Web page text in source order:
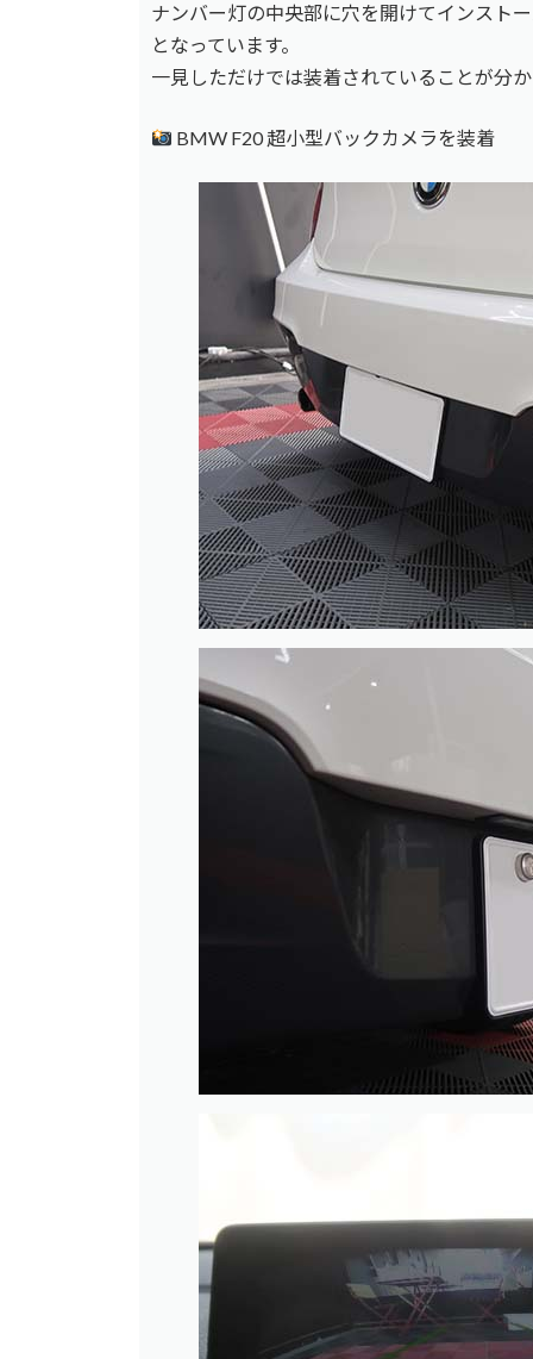
ナンバー灯の中央部に穴を開けてインスト
となっています。
一見しただけでは装着されていることが分
BMW F20 超小型バックカメラを装着